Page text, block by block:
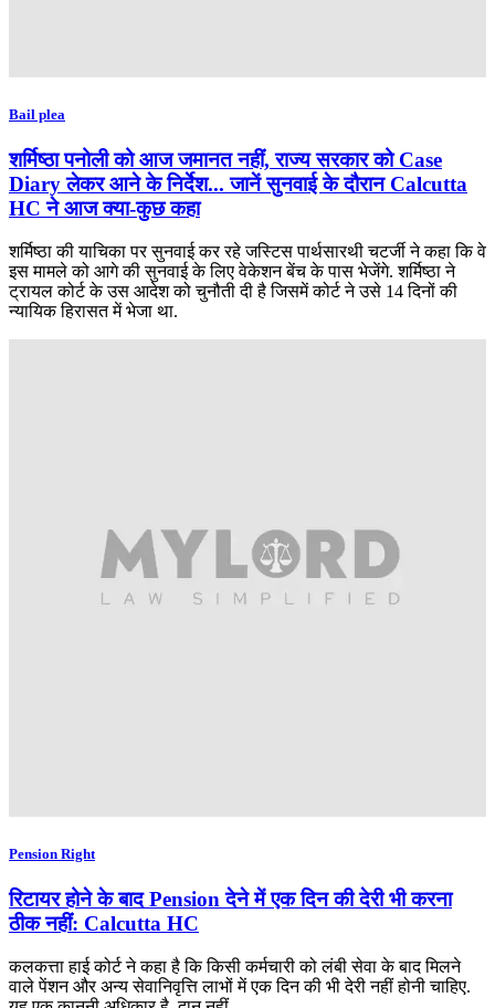
Bail plea
शर्मिष्ठा पनोली को आज जमानत नहीं, राज्य सरकार को Case
Diary लेकर आने के निर्देश... जानें सुनवाई के दौरान Calcutta
HC ने आज क्या-कुछ कहा
शर्मिष्ठा की याचिका पर सुनवाई कर रहे जस्टिस पार्थसारथी चटर्जी ने कहा कि वे
इस मामले को आगे की सुनवाई के लिए वेकेशन बेंच के पास भेजेंगे. शर्मिष्ठा ने
ट्रायल कोर्ट के उस आदेश को चुनौती दी है जिसमें कोर्ट ने उसे 14 दिनों की
न्यायिक हिरासत में भेजा था.
Pension Right
रिटायर होने के बाद Pension देने में एक दिन की देरी भी करना
ठीक नहीं: Calcutta HC
कलकत्ता हाई कोर्ट ने कहा है कि किसी कर्मचारी को लंबी सेवा के बाद मिलने
वाले पेंशन और अन्य सेवानिवृत्ति लाभों में एक दिन की भी देरी नहीं होनी चाहिए.